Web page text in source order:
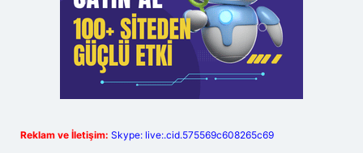
Reklam ve İletişim: Skype: live:.cid.575569c608265c69